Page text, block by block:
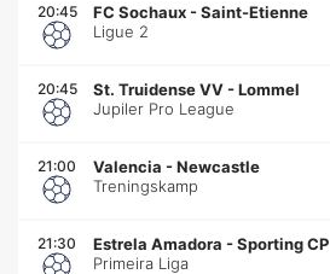
20:45 FC Sochaux -Saint-Etienne
Ligue 2
20:45 St. Truidense VV -Lommel
Jupiler Pro League
21:00 Valencia -Newcastle
Treningskamp
21:30 Estrela Amadora -Sporting CP
Primeira Liga